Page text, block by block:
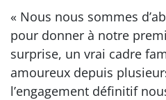
« Nous nous sommes
pour donner à notre
surprise, un vrai cadre
amoureux depuis
l’engagement définitif